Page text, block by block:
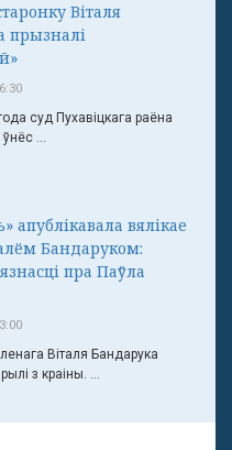
Віталя
прызналі
суд Пухавіцкага раёна
...
апублікавала вялікае
Бандаруком:
пра Паўла
Віталя Бандарука
з краіны. ...